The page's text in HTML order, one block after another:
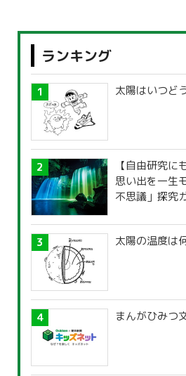
ランキング
太陽はいつど
【自由研究に
思い出を一生
不思議」探究
太陽の温度は
まんがひみつ